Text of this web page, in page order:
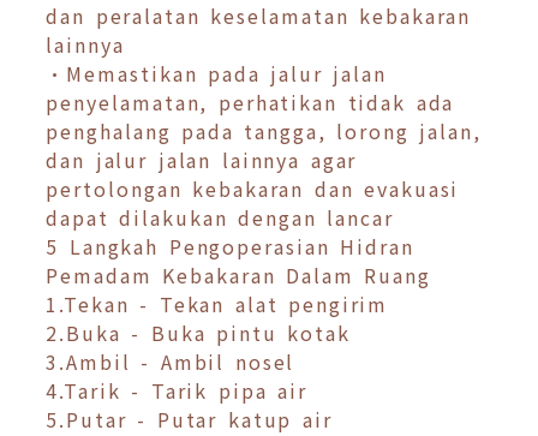
dan peralatan keselamatan kebakaran
lainnya
•Memastikan pada jalur jalan
penyelamatan, perhatikan tidak ada
penghalang pada tangga, lorong jalan,
dan jalur jalan lainnya agar
pertolongan kebakaran dan evakuasi
dapat dilakukan dengan lancar
5 Langkah Pengoperasian Hidran
Pemadam Kebakaran Dalam Ruang
1.Tekan - Tekan alat pengirim
2.Buka - Buka pintu kotak
3.Ambil - Ambil nosel
4.Tarik - Tarik pipa air
5.Putar - Putar katup air